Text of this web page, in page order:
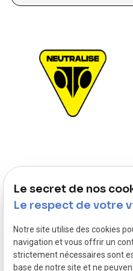
Le secret de nos
Le respect de votre
Notre site utilise des cookies
navigation et vous offrir un
strictement nécessaires sont
base de notre site et ne